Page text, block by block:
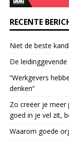
.
l
e
a
s
e
l
a
v
RECENTE
Niet de beste
De
“Werkgevers
denken”
Zo creëer je meer
goed in je vel zit,
Waarom goede